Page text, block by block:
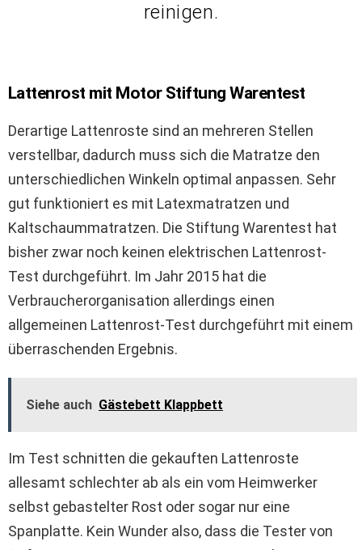
reinigen.
Lattenrost mit Motor Stiftung Warentest
Derartige Lattenroste sind an mehreren Stellen
verstellbar, dadurch muss sich die Matratze den
unterschiedlichen Winkeln optimal anpassen. Sehr
gut funktioniert es mit Latexmatratzen und
Kaltschaummatratzen. Die Stiftung Warentest hat
bisher zwar noch keinen elektrischen Lattenrost-
Test durchgeführt. Im Jahr 2015 hat die
Verbraucherorganisation allerdings einen
allgemeinen Lattenrost-Test durchgeführt mit einem
überraschenden Ergebnis.
Siehe auch Gästebett Klappbett
Im Test schnitten die gekauften Lattenroste
allesamt schlechter ab als ein vom Heimwerker
selbst gebastelter Rost oder sogar nur eine
Spanplatte. Kein Wunder also, dass die Tester von